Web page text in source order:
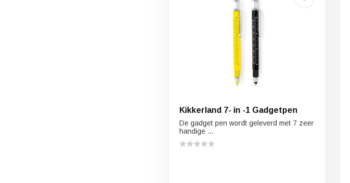
Kikkerland 7- in -1 Gadgetpen
De gadget pen wordt geleverd met 7 zeer
handige ...